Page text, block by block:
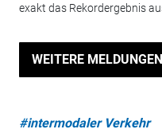
exakt das Rekordergebnis
WEITERE MELDUNGEN
#intermodaler Verkehr